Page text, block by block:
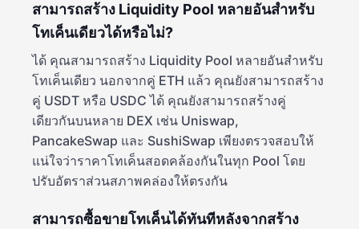
สามารถสร้าง Liquidity Pool หลายอันสำหรับ
โทเค็นเดียวได้หรือไม่?
ได้ คุณสามารถสร้าง Liquidity Pool หลายอันสำหรับ
โทเค็นเดียว นอกจากคู่ ETH แล้ว คุณยังสามารถสร้าง
คู่ USDT หรือ USDC ได้ คุณยังสามารถสร้างคู่
เดียวกันบนหลาย DEX เช่น Uniswap,
PancakeSwap และ SushiSwap เพียงตรวจสอบให้
แน่ใจว่าราคาโทเค็นสอดคล้องกันในทุก Pool โดย
ปรับอัตราส่วนสภาพคล่องให้ตรงกัน
สามารถซื้อขายโทเค็นได้ทันทีหลังจากสร้าง